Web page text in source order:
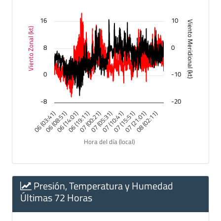
The chart has 2 Y axes displaying Viento Zonal (kt), and
Hora del día (local)
Viento Zonal (kt) Viento Meridional (kt)
06 (03:41)
06 (08:51)
06 (14:01)
06 (19:11)
07 (00:21)
07 (05:31)
07 (10:41)
07 (15:51)
07 (21:01)
08 (02:11)
-8
0
8
16
-20
-10
0
10
Presión, Temperatura y Humedad
Últimas 72 Horas